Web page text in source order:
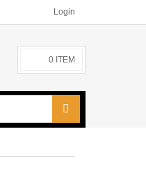
Login
0 ITEM